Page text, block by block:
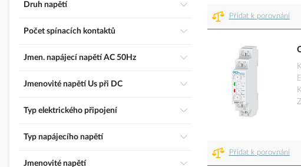
Přidat k porovnání
Přidat k porovnání
Druh napětí
Počet spínacích kontaktů
Jmen. napájecí napětí AC 50Hz
Jmenovité napětí Us při DC
Typ elektrického připojení
Typ napájecího napětí
Jmenovité napětí